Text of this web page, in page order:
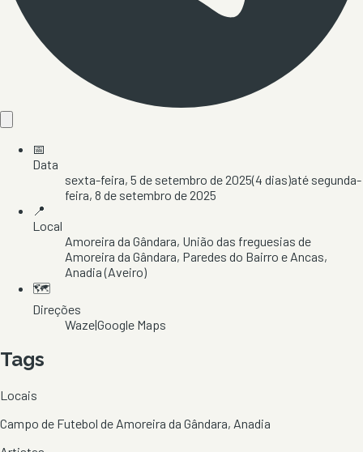
📅
Data
sexta-feira, 5 de setembro de 2025(4 dias)até segunda-
feira, 8 de setembro de 2025
📍
Local
Amoreira da Gândara, União das freguesias de
Amoreira da Gândara, Paredes do Bairro e Ancas,
Anadia(Aveiro)
🗺️
Direções
Waze|Google Maps
Tags
Locais
Campo de Futebol de Amoreira da Gândara, Anadia